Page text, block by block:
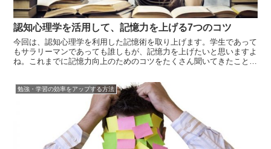
認知心理学を活用して、記憶力を上げる7つのコツ
今回は、認知心理学を利用した記憶術を取り上げます。学生であって
もサラリーマンであっても誰しもが、記憶力を上げたいと思いますよ
ね。これまでに記憶力向上のためのコツをたくさん聞いてきたことで
に自分にぴったりの記憶術に出会っていないのではないでしょうか。
テクニック...
勉強・学習の効率をアップする方法